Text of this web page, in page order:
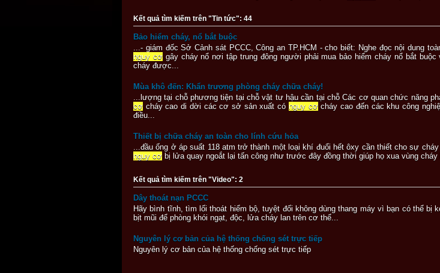
Kết quả tìm kiếm trên "Tin tức": 44
Bảo hiểm cháy, nổ bắt buộc
...- giám đốc Sở Cảnh sát PCCC, Công an TP.HCM - cho biết: Nghe đọc nội dung
nguy cơgây cháy nổ nơi tập trung đông người phải mua bảo hiểm cháy nổ bắt
cháy được...
Mùa khô đến: Khẩn trương phòng cháy chữa cháy!
...lượng tại chỗ phương tiện tại chỗ vật tư hậu cần tại chỗ Các cơ quan chức năng
cơ cháy cao di dời các cơ sở sản xuất có nguy cơcháy cao đến các khu công
điều...
Thiết bị chữa cháy an toàn cho lính cứu hỏa
...đầu ống ở áp suất 118 atm trở thành một loại khí đuổi hết ôxy cần thiết cho sự
nguy cơ bị lửa quay ngoắt lại tấn công như trước đây đồng thời giúp họ xua vùng
Kết quả tìm kiếm trên "Video": 2
Dây thoát nạn PCCC
Hãy bình tĩnh, tìm lối thoát hiểm bộ, tuyệt đối không dùng thang máy vì bạn có thể
bịt mũi để phòng khói ngạt, độc, lửa cháy lan trên cơ thể...
Nguyên lý cơ bản của hệ thống chống sét trực tiếp
Nguyên lý cơ bản của hệ thống chống sét trực tiếp